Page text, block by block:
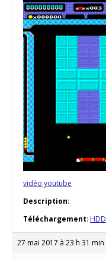
vidéo youtube
Description:
Téléchargement: HDD
27 mai 2017 à 23 h 31 min